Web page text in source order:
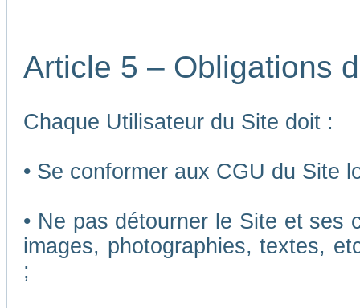
Article 5 – Obligations
Chaque Utilisateur du Site doit :
• Se conformer aux CGU du Site
• Ne pas détourner le Site et ses
images, photographies, textes,
;